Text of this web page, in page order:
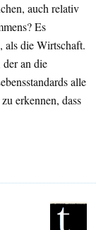
auch relativ
Es
als die Wirtschaft.
an die
alle
erkennen, dass